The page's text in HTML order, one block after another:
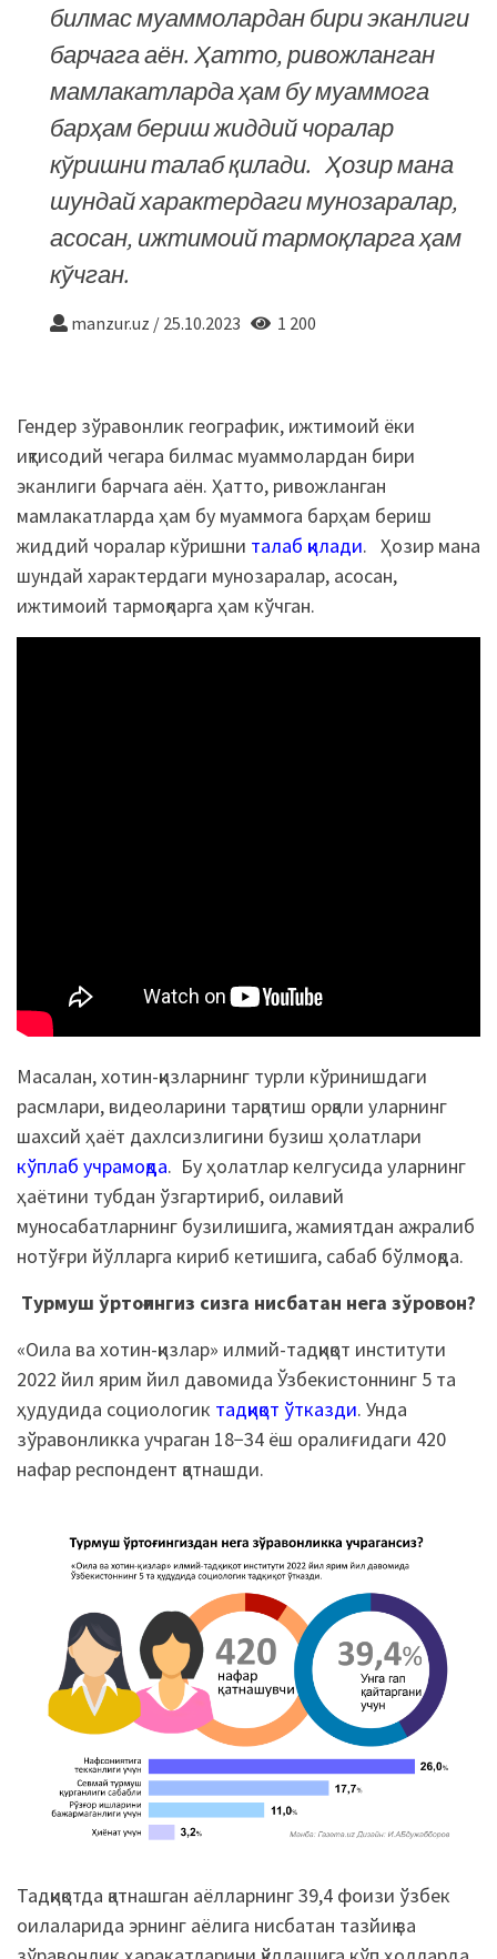
билмас муаммолардан бири эканлиги
барчага аён. Ҳатто, ривожланган
мамлакатларда ҳам бу муаммога
барҳам бериш жиддий чоралар
кўришни талаб қилади. Ҳозир мана
шундай характердаги мунозаралар,
асосан, ижтимоий тармоқларга ҳам
кўчган.
manzur.uz / 25.10.2023 1 200
Гендер зўравонлик географик, ижтимоий ёки
иқтисодий чегара билмас муаммолардан бири
эканлиги барчага аён. Ҳатто, ривожланган
мамлакатларда ҳам бу муаммога барҳам бериш
жиддий чоралар кўришни талаб қилади. Ҳозир мана
шундай характердаги мунозаралар, асосан,
ижтимоий тармоқларга ҳам кўчган.
Масалан, хотин-қизларнинг турли кўринишдаги
расмлари, видеоларини тарқатиш орқали уларнинг
шахсий ҳаёт дахлсизлигини бузиш ҳолатлари
кўплаб учрамоқда. Бу ҳолатлар келгусида уларнинг
ҳаётини тубдан ўзгартириб, оилавий
муносабатларнинг бузилишига, жамиятдан ажралиб
нотўғри йўлларга кириб кетишига, сабаб бўлмоқда.
Турмуш ўртоғингиз сизга нисбатан нега зўровон?
«Оила ва хотин-қизлар» илмий-тадқиқот институти
2022 йил ярим йил давомида Ўзбекистоннинг 5 та
ҳудудида социологик тадқиқот ўтказди. Унда
зўравонликка учраган 18−34 ёш оралиғидаги 420
нафар респондент қатнашди.
Тадқиқотда қатнашган аёлларнинг 39,4 фоизи ўзбек
оилаларида эрнинг аёлига нисбатан тазйиқ ва